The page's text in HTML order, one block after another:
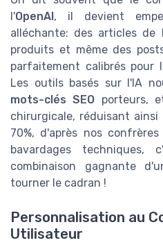
l'OpenAI , il devient
alléchante: des articles de
produits et même des
parfaitement calibrés pour
Les outils basés sur l'IA
mots-clés SEO porteurs,
chirurgicale, réduisant
70%, d'après nos
bavardages techniques,
combinaison gagnante
tourner le cadran !
Personnalisation au
Utilisateur